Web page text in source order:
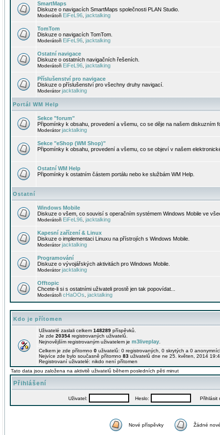
SmartMaps
Diskuze o navigacích SmartMaps společnosti PLAN Studio.
Moderátoři EiFeL96 jacktalking
TomTom
Diskuze o navigacích TomTom.
Moderátoři EiFeL96 jacktalking
Ostatní navigace
Diskuze o ostatních navigačních řešeních.
Moderátoři EiFeL96 jacktalking
Příslušenství pro navigace
Diskuze o příslušenství pro všechny druhy navigací.
Moderátorjacktalking
Portál WM Help
Sekce "forum"
Připomínky k obsahu, provedení a všemu, co se děje na našem diskuzním
Moderátorjacktalking
Sekce "eShop (WM Shop)"
Připomínky k obsahu, provedení a všemu, co se objeví v našem
Ostatní WM Help
Připomínky k ostatním částem portálu nebo ke službám WM Help.
Ostatní
Windows Mobile
Diskuze o všem, co souvisí s operačním systémem Windows Mobile ve
Moderátoři EiFeL96 jacktalking
Kapesní zařízení & Linux
Diskuze o implementaci Linuxu na přístrojích s Windows Mobile.
Moderátorjacktalking
Programování
Diskuze o vývojářských aktivitách pro Windows Mobile.
Moderátorjacktalking
Offtopic
Chcete-li si s ostatními uživateli prostě jen tak popovídat...
Moderátoři cHaOOs jacktalking
Kdo je přítomen
Uživatelé zaslali celkem 148289 příspěvků.
Je zde 20354 registrovaných uživatelů.
Nejnovějším registrovaným uživatelem je m3liveplay
Celkem je zde přítomno 0 uživatelů: 0 registrovaných, 0 skrytých a 0
Nejvíce zde bylo současně přítomno 83 uživatelů dne ne 25. květen, 2014
Registrovaní uživatelé: nikdo není přítomen
Tato data jsou založena na aktivitě uživatelů během posledních pěti minut
Přihlášení
Uživatel: Heslo: Přihlásit
Nové příspěvky Žádné